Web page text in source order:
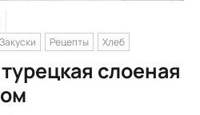
Закуски Рецепты Хлеб
слоеная